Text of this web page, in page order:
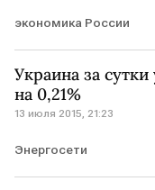
экономика России
Украина за
на 0,21%
13 июля 2015, 21:23
Энергосети